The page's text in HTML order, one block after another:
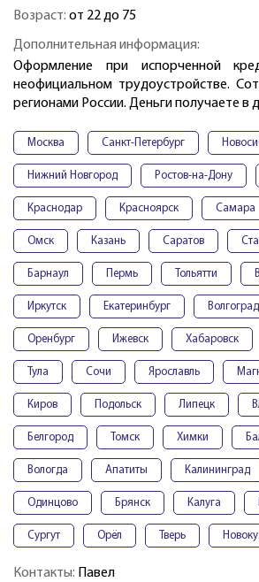
Возраст: от 22 до 75
Дополнительная информация:
Оформление при испорченной
неофициальном трудоустройстве.
регионами России. Деньги получаете в
Москва Санкт-Петербург
Нижний Новгород Ростов-на-Дону
Краснодар Красноярск Самара
Омск Казань Саратов
Барнаул Пермь Тольятти
Иркутск Екатеринбург Волгоград
Оренбург Ижевск Хабаровск
Тула Сочи Ярославль
Киров Подольск Липецк
Белгород Томск Химки
Вологда Апатиты Калининград
Одинцово Брянск Калуга
Сургут Орёл Тверь
Контакты: Павел